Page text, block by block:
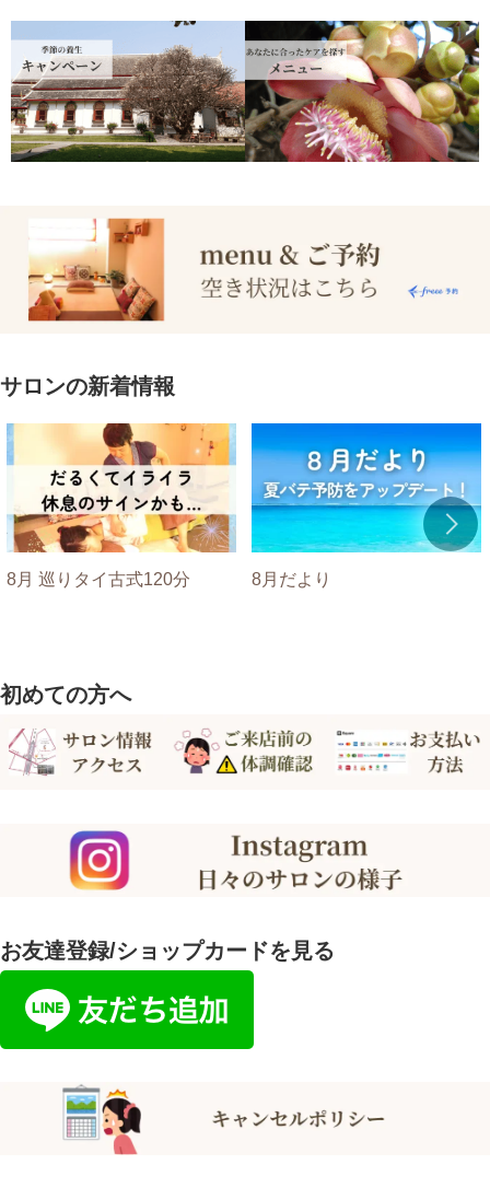
サロンの新着情報
8月 巡りタイ古式120分 8月だより
初めての方へ
お友達登録/ショップカードを見る